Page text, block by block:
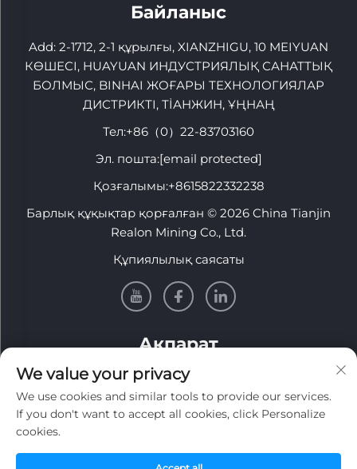
Байланыс
Add: 2-1712, 2-1 құрылғы, XIANZHIGU, 10 MEIYUAN
КӨШЕСІ, HUAYUAN ИНДУСТРИЯЛЫҚ САНАТТЫҚ
БОЛМЫС, BINHAI ЖОҒАРЫ ТЕХНОЛОГИЯЛАР
ДИСТРИКТІ, ТİАНЖИН, ҰҢНАҢ
Тел:+86（0）22-83703160
Эл. пошта:[email protected]
Қозғалымы:+8615822332238
Барлық құқықтар қорғалған © 2026 China Tianjin
Realon Mining Co., Ltd.
Құпиялылық саясаты
Ақпарат
Апта сайынғы жаңалық хаттарымызды алу үшін
жазылыңыз
We value your privacy
We use cookies and similar tools to provide our services.
If you don't want to accept all cookies, click Personalize
cookies.